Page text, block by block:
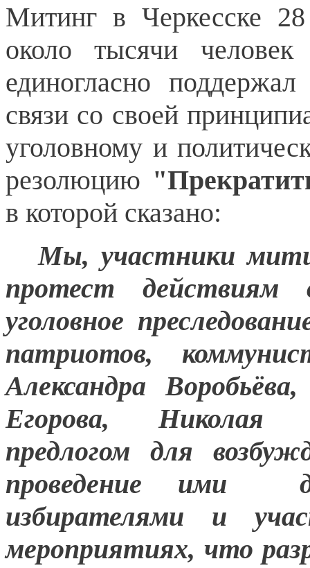
Митинг в Черкесске
около тысячи
единогласно
связи со своей
уголовному и
резолюцию
в которой сказано:
Мы, участники
протест действиям
уголовное
патриотов,
Александра
Егорова, Николая
предлогом для
проведение ими
избирателями и
мероприятиях, что